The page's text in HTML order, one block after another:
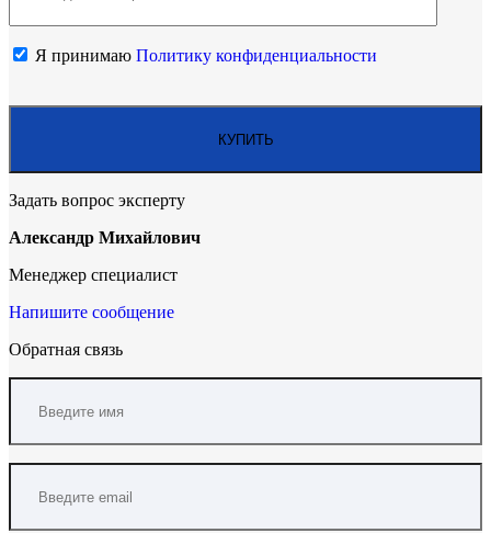
Я принимаю Политику конфиденциальности
Задать вопрос эксперту
Александр Михайлович
Менеджер специалист
Напишите сообщение
Обратная связь